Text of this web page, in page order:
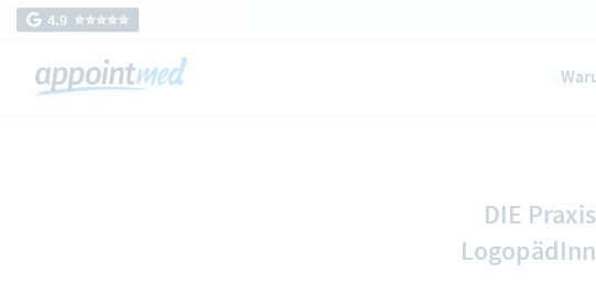
4.9 ⭐️⭐️⭐️⭐️⭐️
DIE